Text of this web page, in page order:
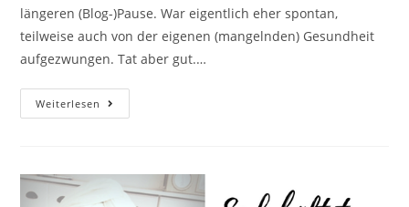
längeren (Blog-)Pause. War eigentlich eher spontan,
teilweise auch von der eigenen (mangelnden) Gesundheit
aufgezwungen. Tat aber gut.…
Weiterlesen Standfestigkeit
Für